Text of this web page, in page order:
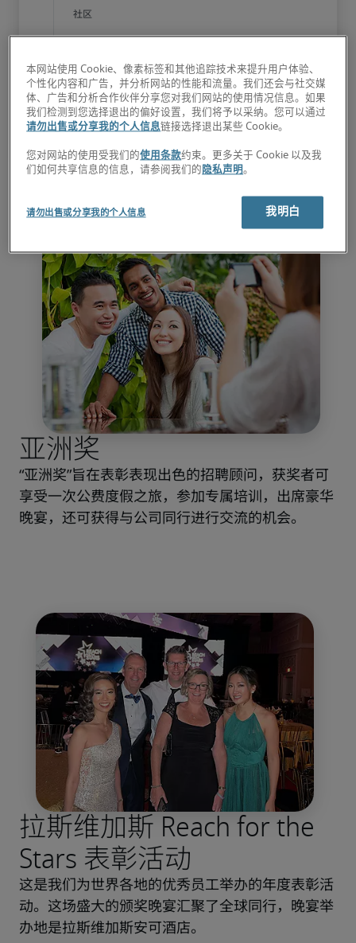
亚洲奖
“亚洲奖”旨在表彰表现出色的招聘顾问，获奖者可
享受一次公费度假之旅，参加专属培训，出席豪华
晚宴，还可获得与公司同行进行交流的机会。
拉斯维加斯 Reach for the
Stars 表彰活动
这是我们为世界各地的优秀员工举办的年度表彰活
动。这场盛大的颁奖晚宴汇聚了全球同行，晚宴举
办地是拉斯维加斯安可酒店。
本网站使用 Cookie、像素标签和其他追踪技术来提升用户体验、
个性化内容和广告，并分析网站的性能和流量。我们还会与社交媒
体、广告和分析合作伙伴分享您对我们网站的使用情况信息。如果
我们检测到您选择退出的偏好设置，我们将予以采纳。您可以通过
请勿出售或分享我的个人信息链接选择退出某些 Cookie。
您对网站的使用受我们的使用条款约束。更多关于 Cookie 以及我
们如何共享信息的信息，请参阅我们的 隐私声明。
请勿出售或分享我的个人信息 我明白